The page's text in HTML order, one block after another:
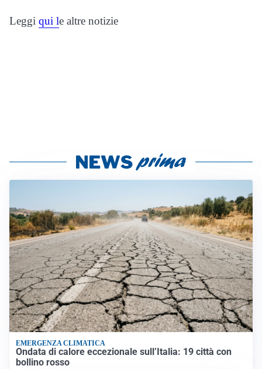
Leggi qui le altre notizie
EMERGENZA CLIMATICA
Ondata di calore eccezionale sull’Italia: 19 città con
bollino rosso